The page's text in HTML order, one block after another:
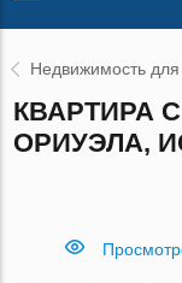
Недвижимость
КВАРТИРА
ОРИУЭЛА,